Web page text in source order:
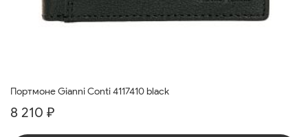
Портмоне Gianni Conti 4117410 black
8 210 ₽